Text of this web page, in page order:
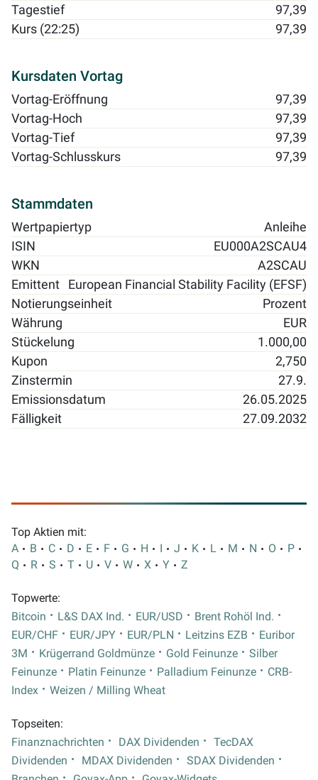
Tagestief
97,39
Kurs (22:25)
97,39
Kursdaten Vortag
Vortag-Eröffnung
97,39
Vortag-Hoch
97,39
Vortag-Tief
97,39
Vortag-Schlusskurs
97,39
Stammdaten
Wertpapiertyp
Anleihe
ISIN
EU000A2SCAU4
WKN
A2SCAU
Emittent
European Financial Stability Facility (EFSF)
Notierungseinheit
Prozent
Währung
EUR
Stückelung
1.000,00
Kupon
2,750
Zinstermin
27.9.
Emissionsdatum
26.05.2025
Fälligkeit
27.09.2032
Top Aktien mit:
A
B C D E F G H I J K L M N O
P
Q
R S T U V W X Y Z
Topwerte:
Bitcoin
L&S DAX Ind. EUR/USD
Brent Rohöl Ind.
EUR/CHF
EUR/JPY EUR/PLN Leitzins EZB
Euribor
3M
Krügerrand Goldmünze Gold Feinunze
Silber
Feinunze
Platin Feinunze Palladium Feinunze
CRB-
Index
Weizen / Milling Wheat
Topseiten:
Finanznachrichten
DAX Dividenden
TecDAX
Dividenden
MDAX Dividenden
SDAX Dividenden